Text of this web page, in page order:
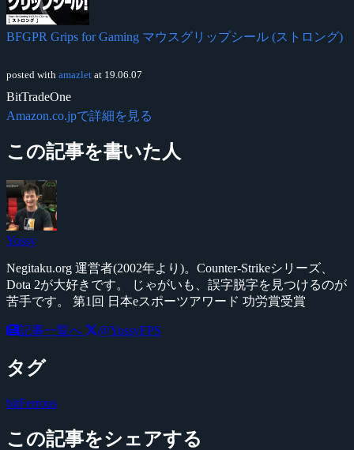
BFGPR Grips for Gaming マウスグリップシール (ストロング)
posted with amazlet at 19.06.07
BitTradeOne
Amazon.co.jpで詳細を見る
この記事を書いた人
Yossy
Negitaku.org 運営者(2002年より)。Counter-Strikeシリーズ、
Dota 2が大好きです。 じゃがいも、誤字脱字を見つけるのが
苦手です。 第1回 日本eスポーツアワード 功労賞受賞
記事一覧へ @YossyFPS
タグ
bitFerrous
この記事をシェアする